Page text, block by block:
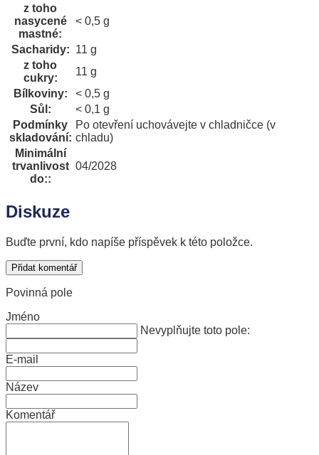
z toho
nasycené
mastné:
< 0,5 g
Sacharidy: 11 g
z toho
cukry:
11 g
Bílkoviny:
< 0,5 g
Sůl :
< 0,1 g
Podmínky
skladování:
Po otevření uchovávejte v chladničce (v
chladu)
Minimální
trvanlivost
do::
04/2028
Diskuze
Buďte první, kdo napíše příspěvek k této položce.
Přidat komentář
Povinná pole
Jméno
Nevyplňujte toto pole:
E-mail
Název
Komentář